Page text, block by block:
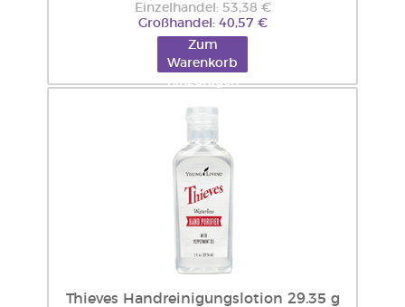
Einzelhandel: 53,38 €
Großhandel: 40,57 €
Zum
Warenkorb
hinzufügen
Thieves Handreinigungslotion 29.35 g